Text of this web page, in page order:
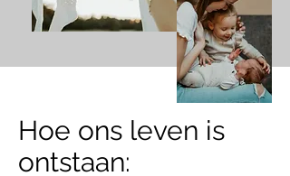
Hoe ons leven is
ontstaan: